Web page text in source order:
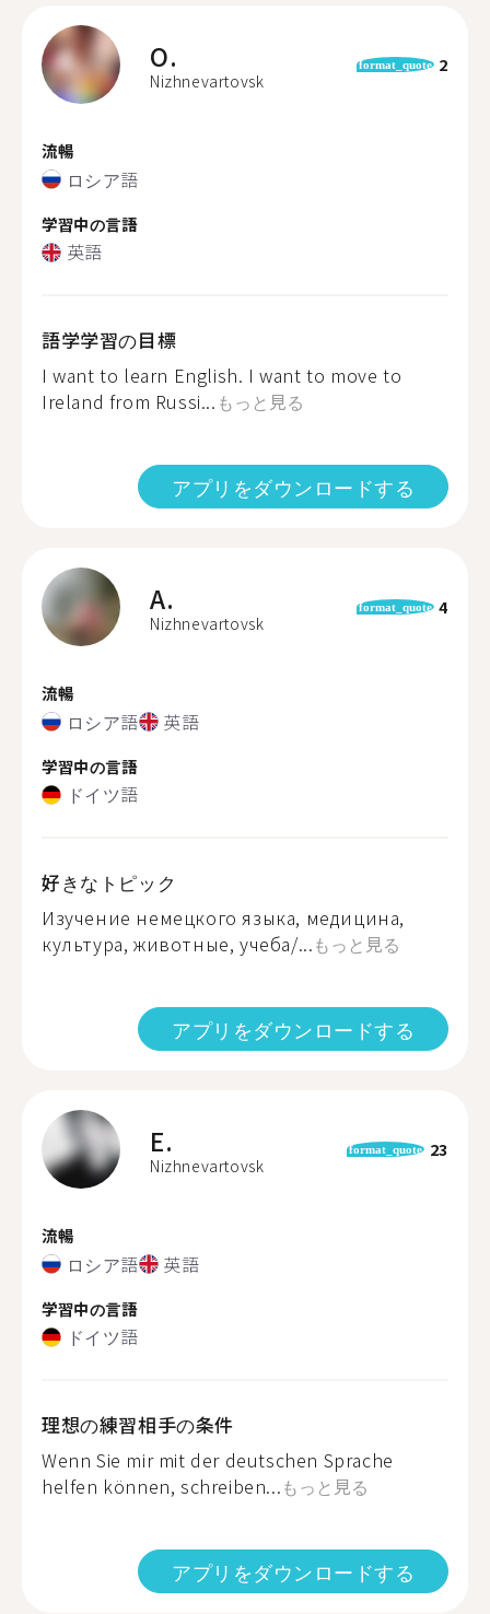
O.
Nizhnevartovsk
format_quote 2
流暢
ロシア語
学習中の言語
英語
語学学習の目標
I want to learn English. I want to move to
Ireland from Russi... もっと見る
アプリをダウンロードする
A.
Nizhnevartovsk
format_quote 4
流暢
ロシア語 英語
学習中の言語
ドイツ語
好きなトピック
Изучение немецкого языка, медицина,
культура, животные, учеба/...もっと見る
アプリをダウンロードする
E.
Nizhnevartovsk
format_quote 23
流暢
ロシア語 英語
学習中の言語
ドイツ語
理想の練習相手の条件
Wenn Sie mir mit der deutschen Sprache
helfen können, schreiben...もっと見る
アプリをダウンロードする